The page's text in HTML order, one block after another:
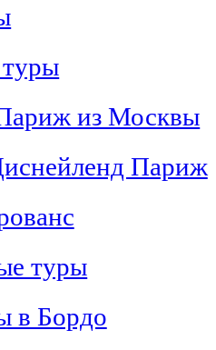
из Москвы
Париж
туры
в Бордо